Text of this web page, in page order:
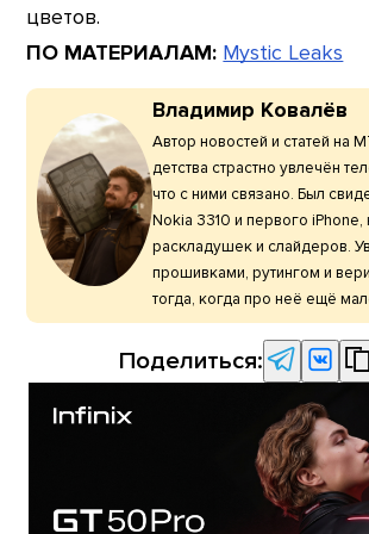
цветов.
ПО МАТЕРИАЛАМ: Mystic Leaks
Владимир Ковалёв
Автор новостей и статей на
детства страстно увлечён
что с ними связано. Был
Nokia 3310 и первого iPhone,
раскладушек и слайдеров.
прошивками, рутингом и
тогда, когда про неё ещё
Поделиться: